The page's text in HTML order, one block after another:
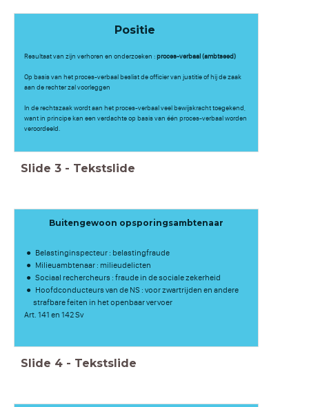
Positie
Resultaat van zijn verhoren en onderzoeken :proces-verbaal (ambtseed)
Op basis van het proces-verbaal beslist de officier van justitie of hij de zaak
aan de rechter zal voorleggen
In de rechtszaak wordt aan het proces-verbaal veel bewijskracht toegekend,
want in principe kan een verdachte op basis van één proces-verbaal worden
veroordeeld.
Slide 3 - Tekstslide
Buitengewoon opsporingsambtenaar
Belastinginspecteur : belastingfraude
Milieu­ambtenaar : milieudelicten
Sociaal rechercheurs : fraude in de sociale zekerheid
Hoofdconducteurs van de NS : voor zwartrijden en andere
strafbare feiten in het openbaar vervoer
Art. 141 en 142 Sv
Slide 4 - Tekstslide